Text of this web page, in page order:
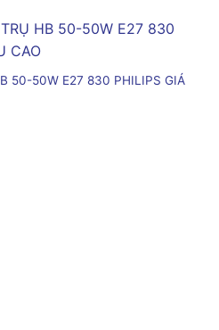
50-50W E27 830 PHILIPS GIÁ